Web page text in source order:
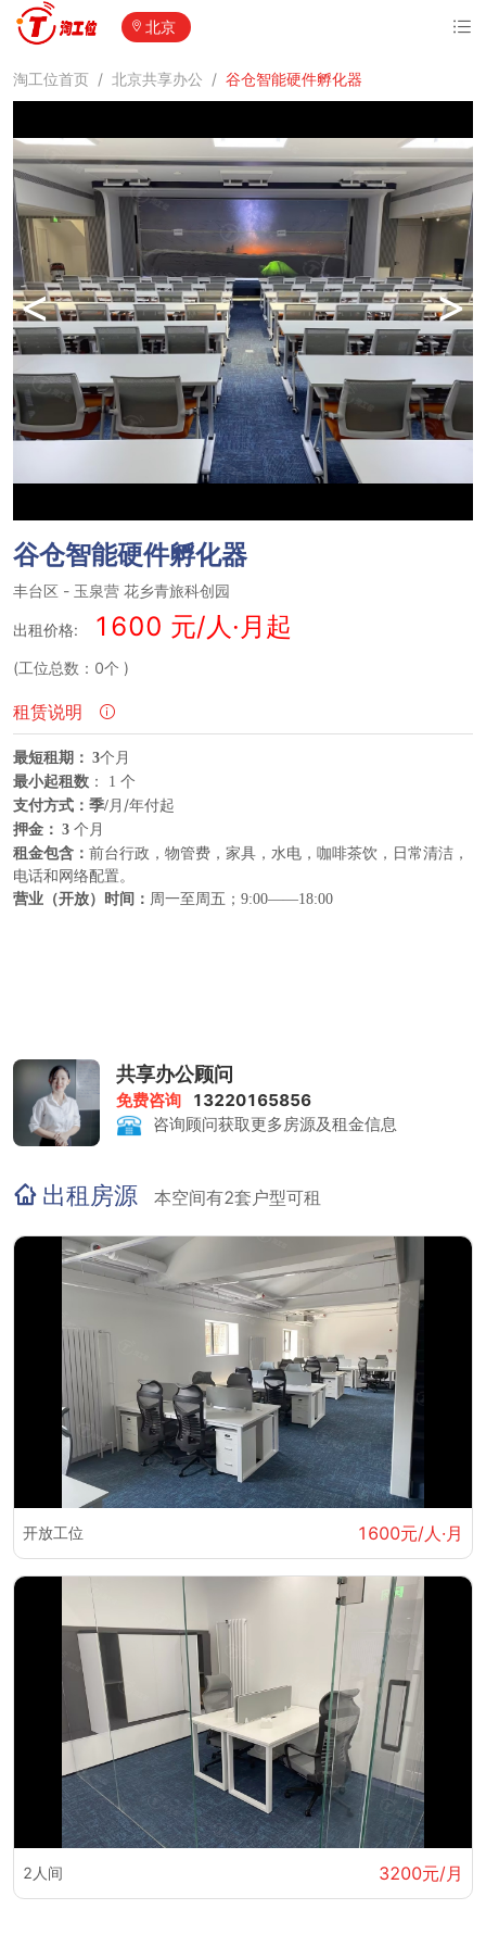
北京
淘工位首页 / 北京共享办公 / 谷仓智能硬件孵化器
< >
谷仓智能硬件孵化器
丰台区 - 玉泉营 花乡青旅科创园
出租价格: 1600 元/人·月起
(工位总数：0个 )
租赁说明
最短租期： 3个月
最小起租数： 1 个
支付方式： 季/月/年付起
押金： 3 个月
租金包含： 前台行政，物管费，家具，水电，咖啡茶饮，日常清洁，
电话和网络配置。
营业（开放）时间： 周一至周五； 9:00——18:00
共享办公顾问
免费咨询
13220165856
咨询顾问获取更多房源及租金信息
出租房源 本空间有2套户型可租
开放工位 1600元/人·月
2人间 3200元/月